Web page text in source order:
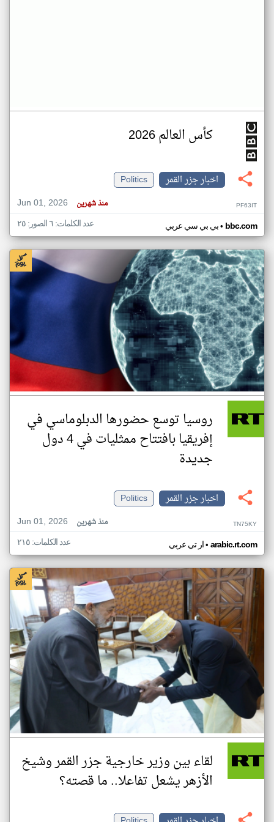
كأس العالم 2026
اخبار جزر القمر
Politics
Jun 01, 2026
منذ شهرين PF63IT
بي بي سي عربي• bbc.com عدد الكلمات: ٦ الصور: ٢٥
روسيا توسع حضورها الدبلوماسي في
إفريقيا بافتتاح ممثليات في 4 دول
جديدة
اخبار جزر القمر
Politics
Jun 01, 2026
منذ شهرين TN75KY
ار تي عربي• arabic.rt.com عدد الكلمات: ٢١٥
لقاء بين وزير خارجية جزر القمر وشيخ
الأزهر يشعل تفاعلا.. ما قصته؟